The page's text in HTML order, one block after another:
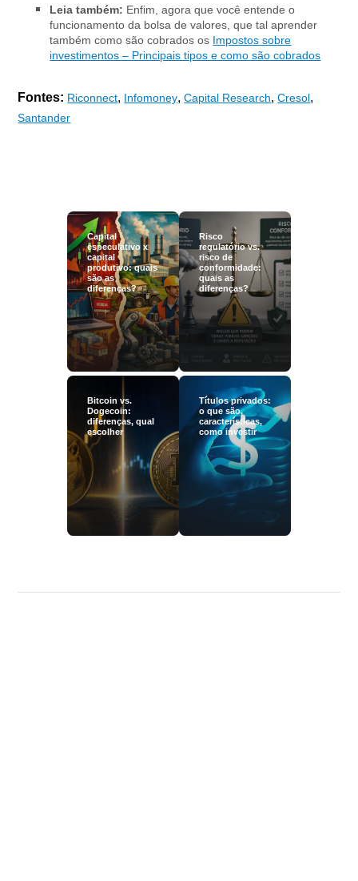
Leia também: Enfim, agora que você entende o
funcionamento da bolsa de valores, que tal aprender
também como são cobrados os Impostos sobre
investimentos – Principais tipos e como são cobrados
Fontes: Riconnect, Infomoney,Capital Research,Cresol,
Santander
Capital
especulativo x
capital
produtivo: quais
são as
diferenças?
Risco
regulatório vs.
risco de
conformidade:
quais as
diferenças?
Bitcoin vs.
Dogecoin:
diferenças, qual
escolher
Títulos privados:
o que são,
características,
como investir